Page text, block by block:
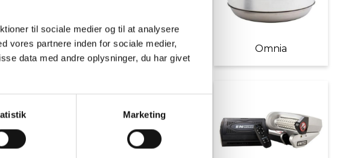
til sociale medier og til at analysere
vores partnere inden for sociale medier,
data med andre oplysninger, du har givet
Marketing
udstyr Møbler Omnia